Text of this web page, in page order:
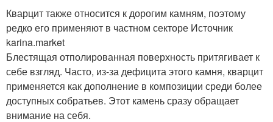
Кварцит также относится к дорогим камням, поэтому
редко его применяют в частном секторе Источник
karina.market
Блестящая отполированная поверхность притягивает к
себе взгляд. Часто, из-за дефицита этого камня, кварцит
применяется как дополнение в композиции среди более
доступных собратьев. Этот камень сразу обращает
внимание на себя.